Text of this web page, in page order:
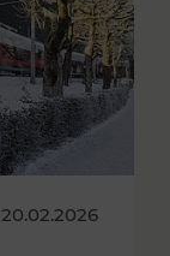
20.02.2026